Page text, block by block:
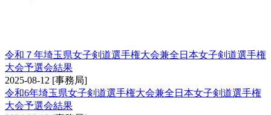
令和７年埼玉県女子剣道選手権大会兼全日本女子剣道選手権
大会予選会結果
2025-08-12 [事務局]
令和6年埼玉県女子剣道選手権大会兼全日本女子剣道選手権
大会予選会結果